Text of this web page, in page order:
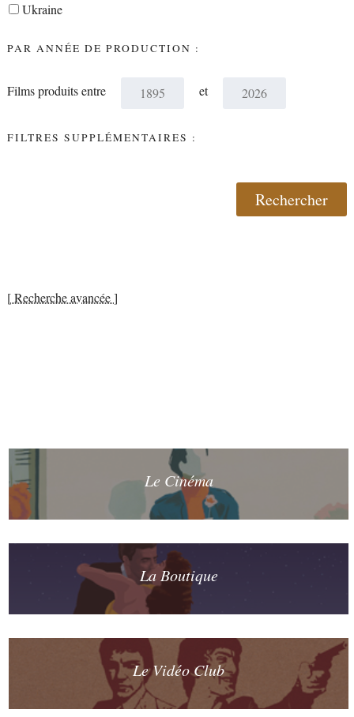
Ukraine
PAR ANNÉE DE PRODUCTION :
Films produits entre et
FILTRES SUPPLÉMENTAIRES :
[ Recherche avancée ]
Le Cinéma
La Boutique
Le Vidéo Club